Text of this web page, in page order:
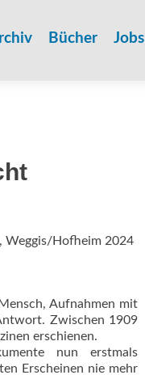
Bücher Jobs
Weggis/Hofheim 2024
Aufnahmen mit
Zwischen 1909
erschienen.
nun erstmals
Erscheinen nie mehr